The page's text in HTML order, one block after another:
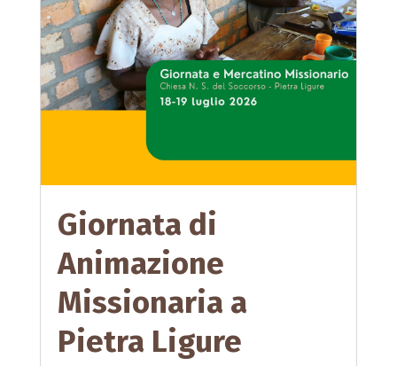
Giornata di
Animazione
Missionaria a
Pietra Ligure